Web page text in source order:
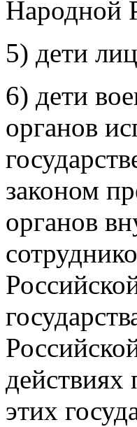
Народной
5) дети
6) дети
органов
законом
органов
этих